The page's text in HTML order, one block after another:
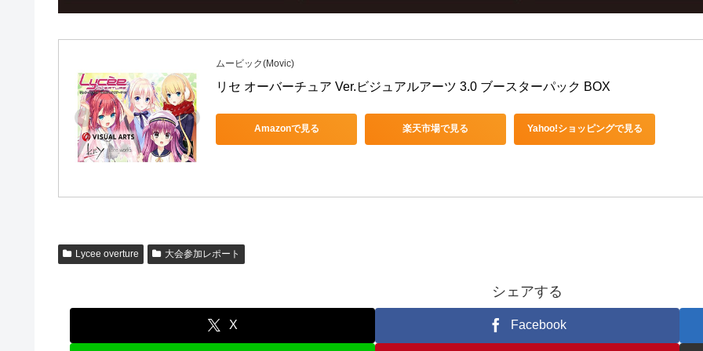
ムービック(Movic)
リセ オーバーチュア Ver.ビジュアルアーツ 3.0 ブースターパック BOX
Amazonで見る 楽天市場で見る Yahoo!ショッピングで見る
Lycee overture 大会参加レポート
シェアする
X Facebook